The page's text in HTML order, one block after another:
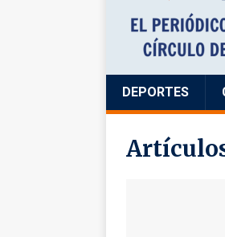
DEPORTES